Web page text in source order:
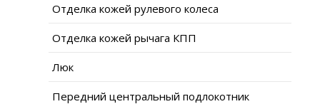
Отделка кожей рулевого колеса
Отделка кожей рычага КПП
Люк
Передний центральный подлокотник